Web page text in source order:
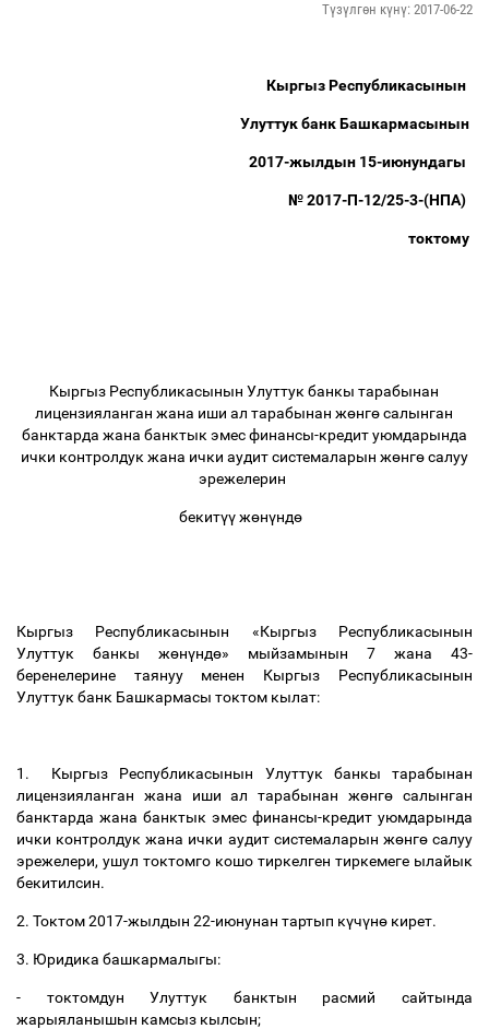
Түзүлгөн күнү: 2017-06-22
Кыргыз Республикасынын
Улуттук банк Башкармасынын
2017-жылдын 15-июнундагы
№ 2017-П-12/25-3-(НПА)
токтому
Кыргыз Республикасынын Улуттук банкы тарабынан
лицензияланган жана иши ал тарабынан жөнгөсалынган
банктарда жана банктык эмес финансы-кредит уюмдарында
ички контролдук жана ички аудит системаларын жөнгөсалуу
эрежелерин
бекитүүжөнүндө
Кыргыз Республикасынын «Кыргыз Республикасынын
Улуттук банкы жөнүндө» мыйзамынын 7 жана 43-
беренелерине таянуу менен Кыргыз Республикасынын
Улуттук банк Башкармасы токтом кылат:
1. Кыргыз Республикасынын Улуттук банкы тарабынан
лицензияланган жана иши ал тарабынан жөнгө салынган
банктарда жана банктык эмес финансы-кредит уюмдарында
ички контролдук жана ички аудит системаларын жөнгөсалуу
эрежелери, ушул токтомго кошо тиркелген тиркемеге ылайык
бекитилсин.
2. Токтом 2017-жылдын 22-июнунан тартып күчүнө кирет.
3. Юридика башкармалыгы:
- токтомдун Улуттук банктын расмий сайтында
жарыяланышын камсыз кылсын;